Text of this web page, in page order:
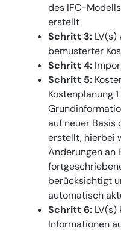
des IFC-
erstellt
Schritt 3:
bemusterter
Schritt 4:
Schritt 5:
Kostenplanung
auf neuer Basis
erstellt, hierbei
Änderungen an
berücksichtigt
automatisch
Schritt 6:
Informationen